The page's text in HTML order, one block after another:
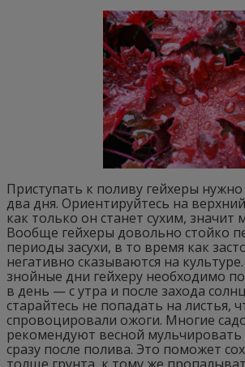
Приступать к поливу гейхеры
два дня. Ориентируйтесь на верхний
как только он станет сухим,
Вообще гейхеры довольно стойко
периоды засухи, в то время как
негативно сказываются на
знойные дни гейхеру необходимо
в день — с утра и после захода
старайтесь не попадать на листья,
спровоцировали ожоги. Многие
рекомендуют весной мульчировать
сразу после полива. Это поможет